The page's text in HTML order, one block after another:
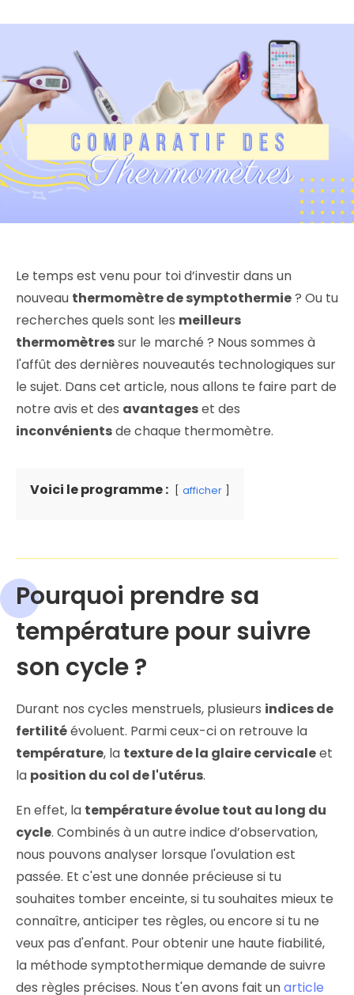
Le temps est venu pour toi d’investir dans un
nouveau thermomètre de symptothermie? Ou tu
recherches quels sont les meilleurs
thermomètressur le marché ? Nous sommes à
l'affût des dernières nouveautés technologiques sur
le sujet. Dans cet article, nous allons te faire part de
notre avis et des avantageset des
inconvénientsde chaque thermomètre.
Voici le programme : afficher
Pourquoi prendre sa
température pour suivre
son cycle ?
Durant nos cycles menstruels, plusieurs indices de
fertilitéévoluent. Parmi ceux-ci on retrouve la
température, la texture de la glaire cervicaleet
la position du col de l'utérus.
En effet, la température évolue tout au long du
cycle. Combinés à un autre indice d’observation,
nous pouvons analyser lorsque l'ovulation est
passée. Et c'est une donnée précieuse si tu
souhaites tomber enceinte, si tu souhaites mieux te
connaître, anticiper tes règles, ou encore si tu ne
veux pas d'enfant. Pour obtenir une haute fiabilité,
la méthode symptothermique demande de suivre
des règles précises. Nous t'en avons fait unarticle